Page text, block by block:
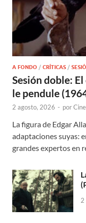
A FONDO / CRÍTICAS /
Sesión doble:
le pendule
2 agosto, 2026 - por
La figura de Edgar
adaptaciones suyas:
grandes expertos en
2